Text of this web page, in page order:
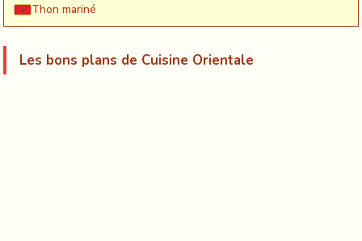
Thon mariné
Les bons plans de Cuisine Orientale